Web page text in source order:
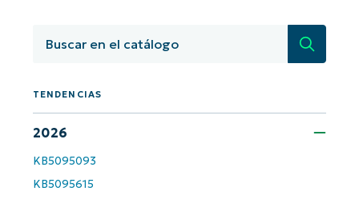
TENDENCIAS
2026
KB5095093
KB5095615
¡Empiece con los análisis de KB
basados en IA de NinjaOne!
First
last